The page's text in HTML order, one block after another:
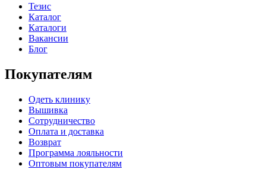
Тезис
Каталог
Каталоги
Вакансии
Блог
Покупателям
Одеть клинику
Вышивка
Сотрудничество
Оплата и доставка
Возврат
Программа лояльности
Оптовым покупателям